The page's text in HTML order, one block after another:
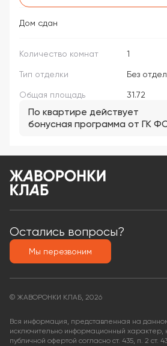
Дом сдан
Количество комнат 1
Тип отделки Без
Общая площадь 31.72
По квартире действует
бонусная программа от ГК
Остались вопросы?
Мы перезвоним
© ЖАВОРОНКИ КЛАБ, 2026
Вся информация, представленная на
исключительно информационный характер,
публичной офертой согласно ст. 435, п. 2 ст.